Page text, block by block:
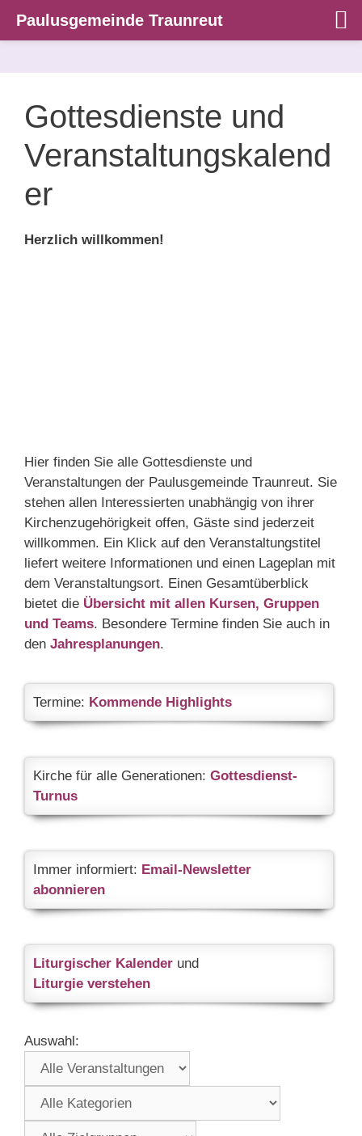
Inhalt
Gottesdienste und
Veranstaltungskalend
er
Herzlich willkommen!
Hier finden Sie alle Gottesdienste und
Veranstaltungen der Paulusgemeinde Traunreut. Sie
stehen allen Interessierten unabhängig von ihrer
Kirchenzugehörigkeit offen, Gäste sind jederzeit
willkommen. Ein Klick auf den Veranstaltungstitel
liefert weitere Informationen und einen Lageplan mit
dem Veranstaltungsort. Einen Gesamtüberblick
bietet die Übersicht mit allen Kursen, Gruppen
und Teams. Besondere Termine finden Sie auch in
den Jahresplanungen.
Termine: Kommende Highlights
Kirche für alle Generationen: Gottesdienst-
Turnus
Immer informiert: Email-Newsletter
abonnieren
Liturgischer Kalender und
Liturgie verstehen
Auswahl:
Paulusgemeinde Traunreut